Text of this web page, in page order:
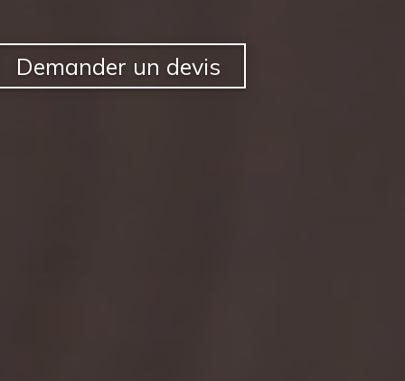
Demander un devis